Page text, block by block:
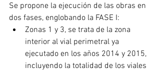
Se propone la ejecución de las obras en
dos fases, englobando la FASE I:
Zonas 1 y 3, se trata de la zona
interior al vial perimetral ya
ejecutado en los años 2014 y 2015,
incluyendo la totalidad de los viales